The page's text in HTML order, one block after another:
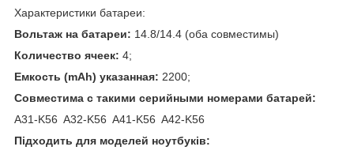
Характеристики батареи:
Вольтаж на батареи: 14.8/14.4 (оба совместимы)
Количество ячеек: 4;
Емкость (mAh) указанная: 2200;
Совместима с такими серийными номерами батарей:
A31-K56 A32-K56 A41-K56 A42-K56
Підходить для моделей ноутбуків: